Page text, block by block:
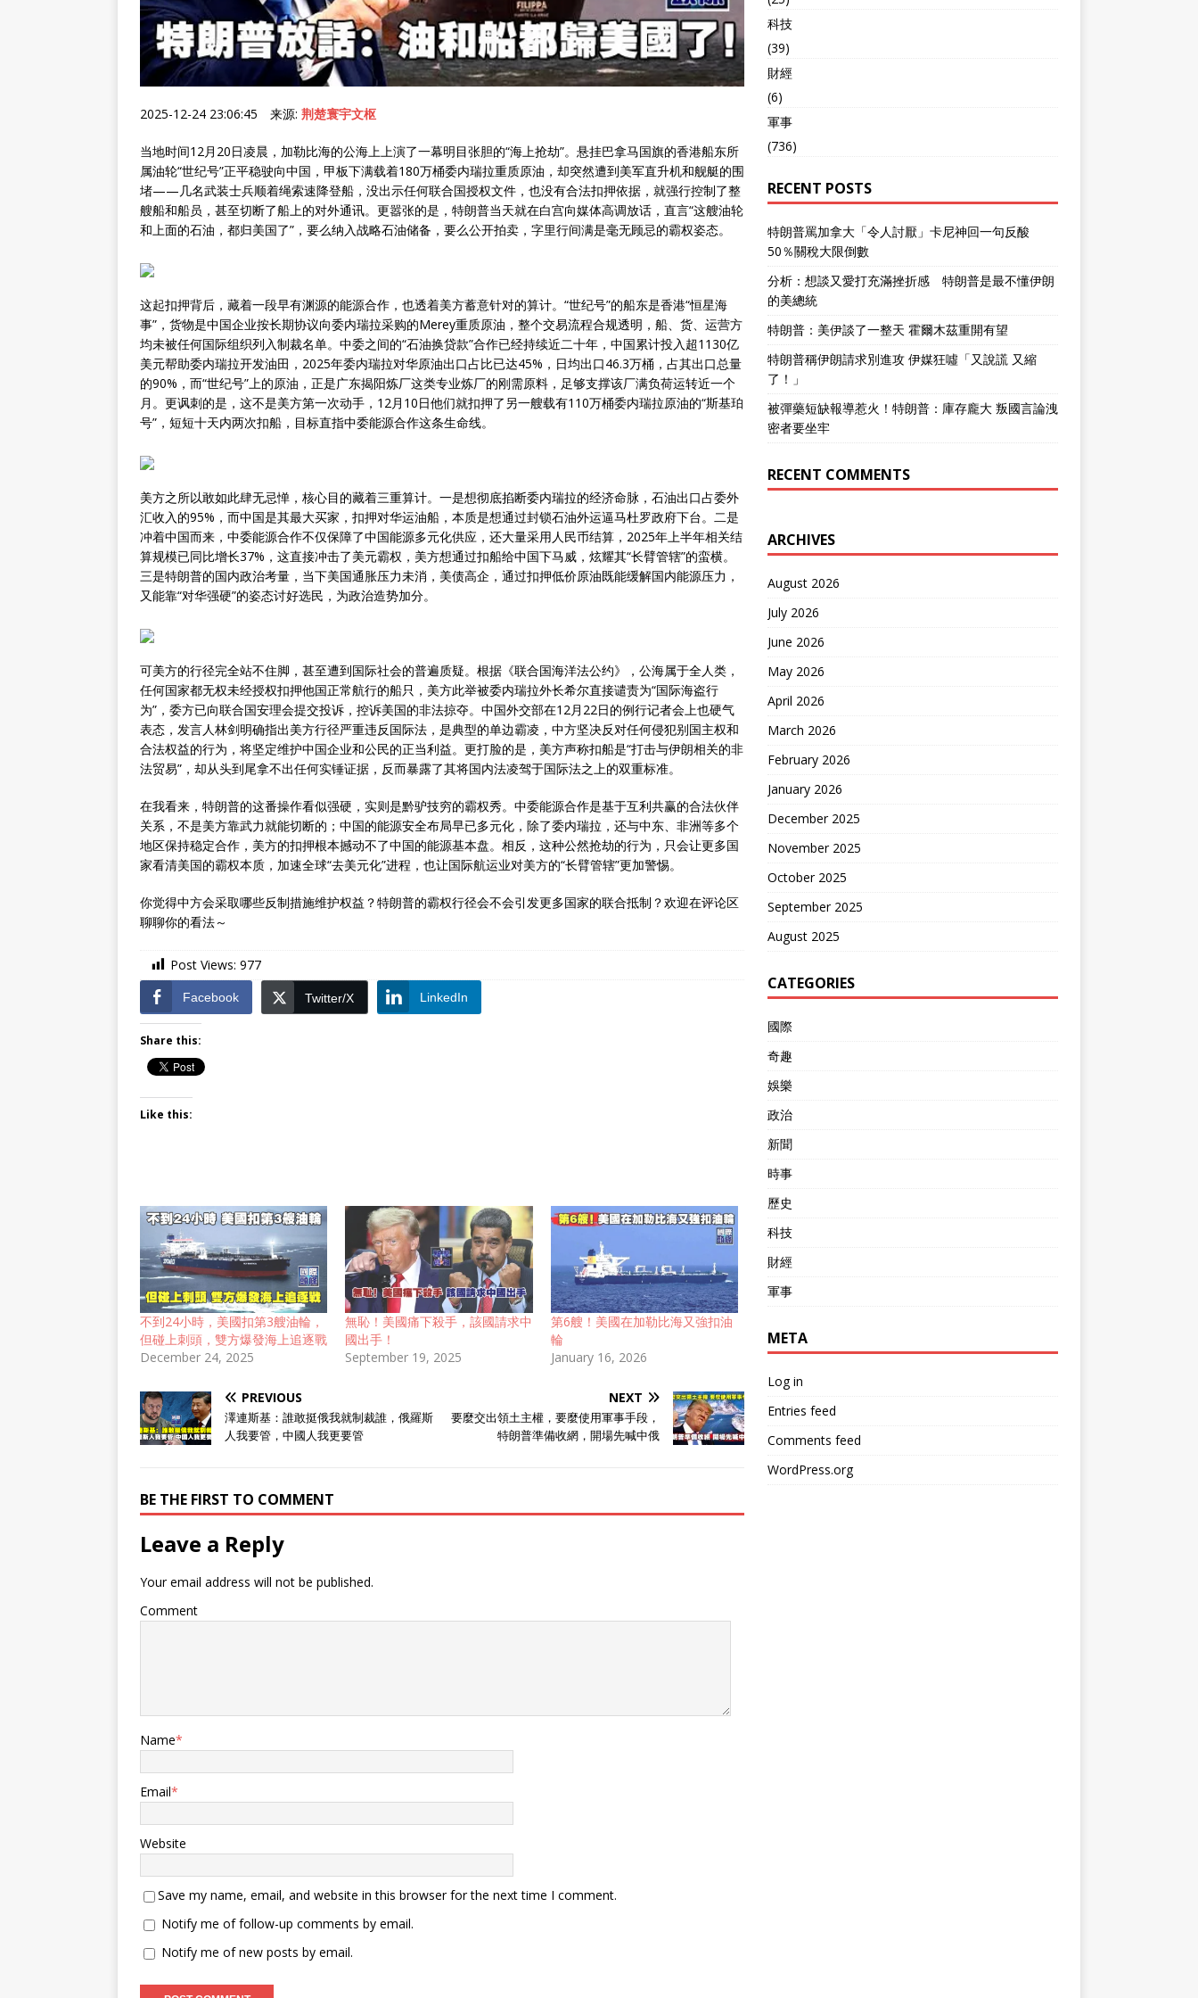
2025-12-24 23:06:45 来源: 荆楚寰宇文枢
当地时间12月20日凌晨，加勒比海的公海上上演了一幕明目张胆的“海上抢劫”。悬挂巴拿马国旗的香港船东所
属油轮“世纪号”正平稳驶向中国，甲板下满载着180万桶委内瑞拉重质原油，却突然遭到美军直升机和舰艇的围
堵——几名武装士兵顺着绳索速降登船，没出示任何联合国授权文件，也没有合法扣押依据，就强行控制了整
艘船和船员，甚至切断了船上的对外通讯。更嚣张的是，特朗普当天就在白宫向媒体高调放话，直言“这艘油轮
和上面的石油，都归美国了”，要么纳入战略石油储备，要么公开拍卖，字里行间满是毫无顾忌的霸权姿态。
这起扣押背后，藏着一段早有渊源的能源合作，也透着美方蓄意针对的算计。“世纪号”的船东是香港“恒星海
事”，货物是中国企业按长期协议向委内瑞拉采购的Merey重质原油，整个交易流程合规透明，船、货、运营方
均未被任何国际组织列入制裁名单。中委之间的“石油换贷款”合作已经持续近二十年，中国累计投入超1130亿
美元帮助委内瑞拉开发油田，2025年委内瑞拉对华原油出口占比已达45%，日均出口46.3万桶，占其出口总量
的90%，而“世纪号”上的原油，正是广东揭阳炼厂这类专业炼厂的刚需原料，足够支撑该厂满负荷运转近一个
月。更讽刺的是，这不是美方第一次动手，12月10日他们就扣押了另一艘载有110万桶委内瑞拉原油的“斯基珀
号”，短短十天内两次扣船，目标直指中委能源合作这条生命线。
美方之所以敢如此肆无忌惮，核心目的藏着三重算计。一是想彻底掐断委内瑞拉的经济命脉，石油出口占委外
汇收入的95%，而中国是其最大买家，扣押对华运油船，本质是想通过封锁石油外运逼马杜罗政府下台。二是
冲着中国而来，中委能源合作不仅保障了中国能源多元化供应，还大量采用人民币结算，2025年上半年相关结
算规模已同比增长37%，这直接冲击了美元霸权，美方想通过扣船给中国下马威，炫耀其“长臂管辖”的蛮横。
三是特朗普的国内政治考量，当下美国通胀压力未消，美债高企，通过扣押低价原油既能缓解国内能源压力，
又能靠“对华强硬”的姿态讨好选民，为政治造势加分。
可美方的行径完全站不住脚，甚至遭到国际社会的普遍质疑。根据《联合国海洋法公约》，公海属于全人类，
任何国家都无权未经授权扣押他国正常航行的船只，美方此举被委内瑞拉外长希尔直接谴责为“国际海盗行
为”，委方已向联合国安理会提交投诉，控诉美国的非法掠夺。中国外交部在12月22日的例行记者会上也硬气
表态，发言人林剑明确指出美方行径严重违反国际法，是典型的单边霸凌，中方坚决反对任何侵犯别国主权和
合法权益的行为，将坚定维护中国企业和公民的正当利益。更打脸的是，美方声称扣船是“打击与伊朗相关的非
法贸易”，却从头到尾拿不出任何实锤证据，反而暴露了其将国内法凌驾于国际法之上的双重标准。
在我看来，特朗普的这番操作看似强硬，实则是黔驴技穷的霸权秀。中委能源合作是基于互利共赢的合法伙伴
关系，不是美方靠武力就能切断的；中国的能源安全布局早已多元化，除了委内瑞拉，还与中东、非洲等多个
地区保持稳定合作，美方的扣押根本撼动不了中国的能源基本盘。相反，这种公然抢劫的行为，只会让更多国
家看清美国的霸权本质，加速全球“去美元化”进程，也让国际航运业对美方的“长臂管辖”更加警惕。
你觉得中方会采取哪些反制措施维护权益？特朗普的霸权行径会不会引发更多国家的联合抵制？欢迎在评论区
聊聊你的看法～
Post Views: 977
Facebook Twitter/X LinkedIn
Share this:
Like this:
不到24小時，美國扣第3艘油輪，
但碰上刺頭，雙方爆發海上追逐戰
December 24, 2025
無恥！美國痛下殺手，該國請求中
國出手！
September 19, 2025
第6艘！美國在加勒比海又強扣油
輪
January 16, 2026
PREVIOUS
澤連斯基：誰敢挺俄我就制裁誰，俄羅斯
人我要管，中國人我更要管
NEXT
要麼交出領土主權，要麼使用軍事手段，
特朗普準備收網，開場先喊中俄
BE THE FIRST TO COMMENT
Leave a Reply
Your email address will not be published.
Comment
Name*
Email*
Website
Save my name, email, and website in this browser for the next time I comment.
Notify me of follow-up comments by email.
Notify me of new posts by email.
科技
(39)
財經
(6)
軍事
(736)
RECENT POSTS
特朗普罵加拿大「令人討厭」卡尼神回一句反酸
50％關稅大限倒數
分析：想談又愛打充滿挫折感 特朗普是最不懂伊朗
的美總統
特朗普：美伊談了一整天 霍爾木茲重開有望
特朗普稱伊朗請求別進攻 伊媒狂噓「又說謊 又縮
了！」
被彈藥短缺報導惹火！特朗普：庫存龐大 叛國言論洩
密者要坐牢
RECENT COMMENTS
ARCHIVES
August 2026
July 2026
June 2026
May 2026
April 2026
March 2026
February 2026
January 2026
December 2025
November 2025
October 2025
September 2025
August 2025
CATEGORIES
國際
奇趣
娛樂
政治
新聞
時事
歷史
科技
財經
軍事
META
Log in
Entries feed
Comments feed
WordPress.org